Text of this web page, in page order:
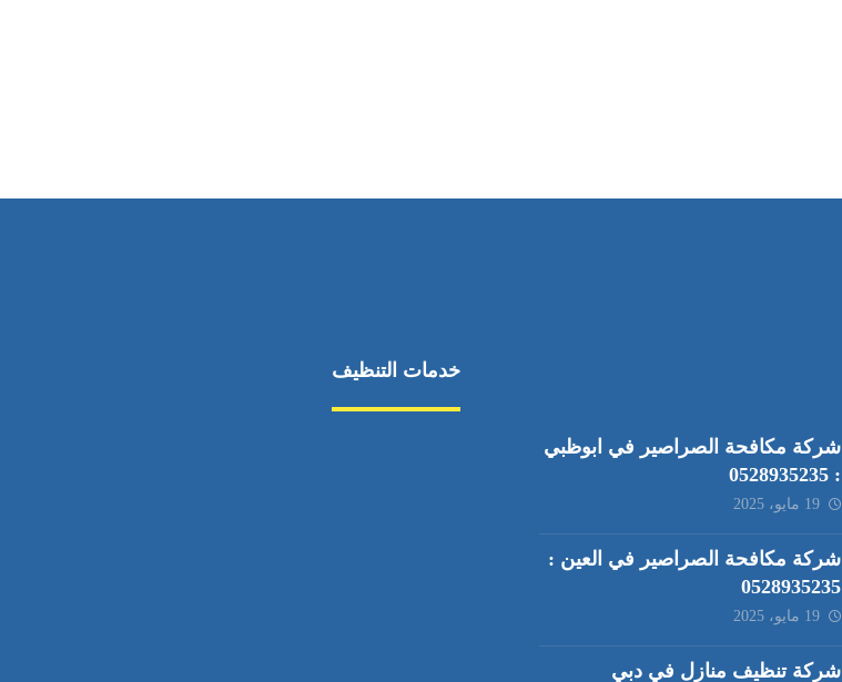
شركة مكافحة الصراصير في ابوظبي
: 0528935235
19 مايو، 2025
شركة مكافحة الصراصير في العين :
0528935235
19 مايو، 2025
شركة تنظيف منازل في دبي
خدمات التنظيف